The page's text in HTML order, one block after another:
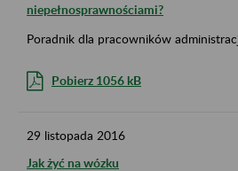
niepełnosprawnościami?
Poradnik dla pracowników
Pobierz 1056 kB
29 listopada 2016
Jak żyć na wózku